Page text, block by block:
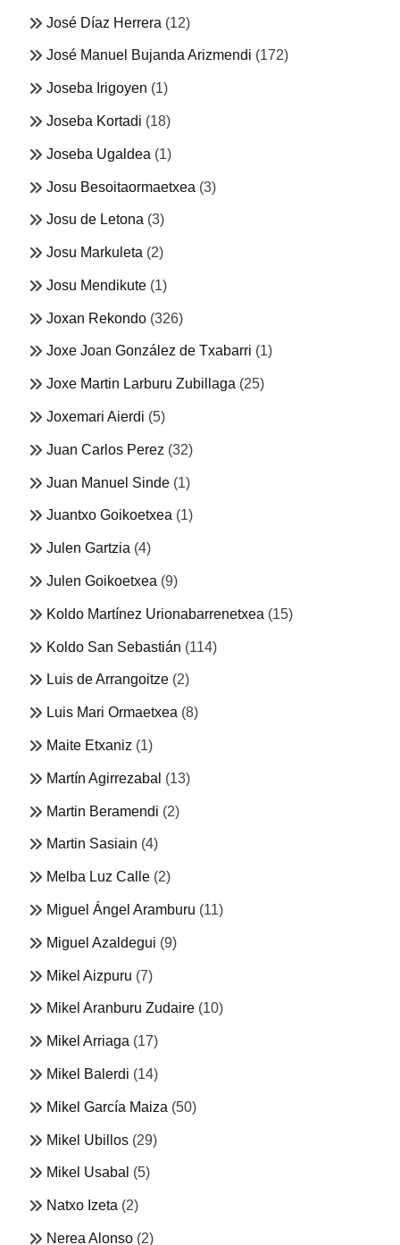
José Díaz Herrera (12)
José Manuel Bujanda Arizmendi (172)
Joseba Irigoyen (1)
Joseba Kortadi (18)
Joseba Ugaldea (1)
Josu Besoitaormaetxea (3)
Josu de Letona (3)
Josu Markuleta (2)
Josu Mendikute (1)
Joxan Rekondo (326)
Joxe Joan González de Txabarri (1)
Joxe Martin Larburu Zubillaga (25)
Joxemari Aierdi (5)
Juan Carlos Perez (32)
Juan Manuel Sinde (1)
Juantxo Goikoetxea (1)
Julen Gartzia (4)
Julen Goikoetxea (9)
Koldo Martínez Urionabarrenetxea (15)
Koldo San Sebastián (114)
Luis de Arrangoitze (2)
Luis Mari Ormaetxea (8)
Maite Etxaniz (1)
Martín Agirrezabal (13)
Martin Beramendi (2)
Martin Sasiain (4)
Melba Luz Calle (2)
Miguel Ángel Aramburu (11)
Miguel Azaldegui (9)
Mikel Aizpuru (7)
Mikel Aranburu Zudaire (10)
Mikel Arriaga (17)
Mikel Balerdi (14)
Mikel García Maiza (50)
Mikel Ubillos (29)
Mikel Usabal (5)
Natxo Izeta (2)
Nerea Alonso (2)